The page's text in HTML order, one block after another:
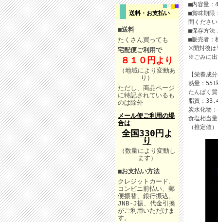
送料・お支払い
■送料
たくさん買っても
宅配便ご利用で
８１０円より
（地域により変動あ
り ）
ただし、商品ページ
に特記されているも
のは除外
メール便ご利用の場
合は
全国330円よ
り
（数量により変動し
ます）
■お支払い方法
クレジットカード、
コンビニ前払い、郵
便振替、銀行振込、
JNB-J振、代金引換
がご利用いただけま
す。
■内容量：
■賞味期限
問くださ
■保存方法
■販売者
※開封後は
※ごみに出
【栄養成
熱量：
たんぱく
脂質：
炭水化物
食塩相当
（推定値）